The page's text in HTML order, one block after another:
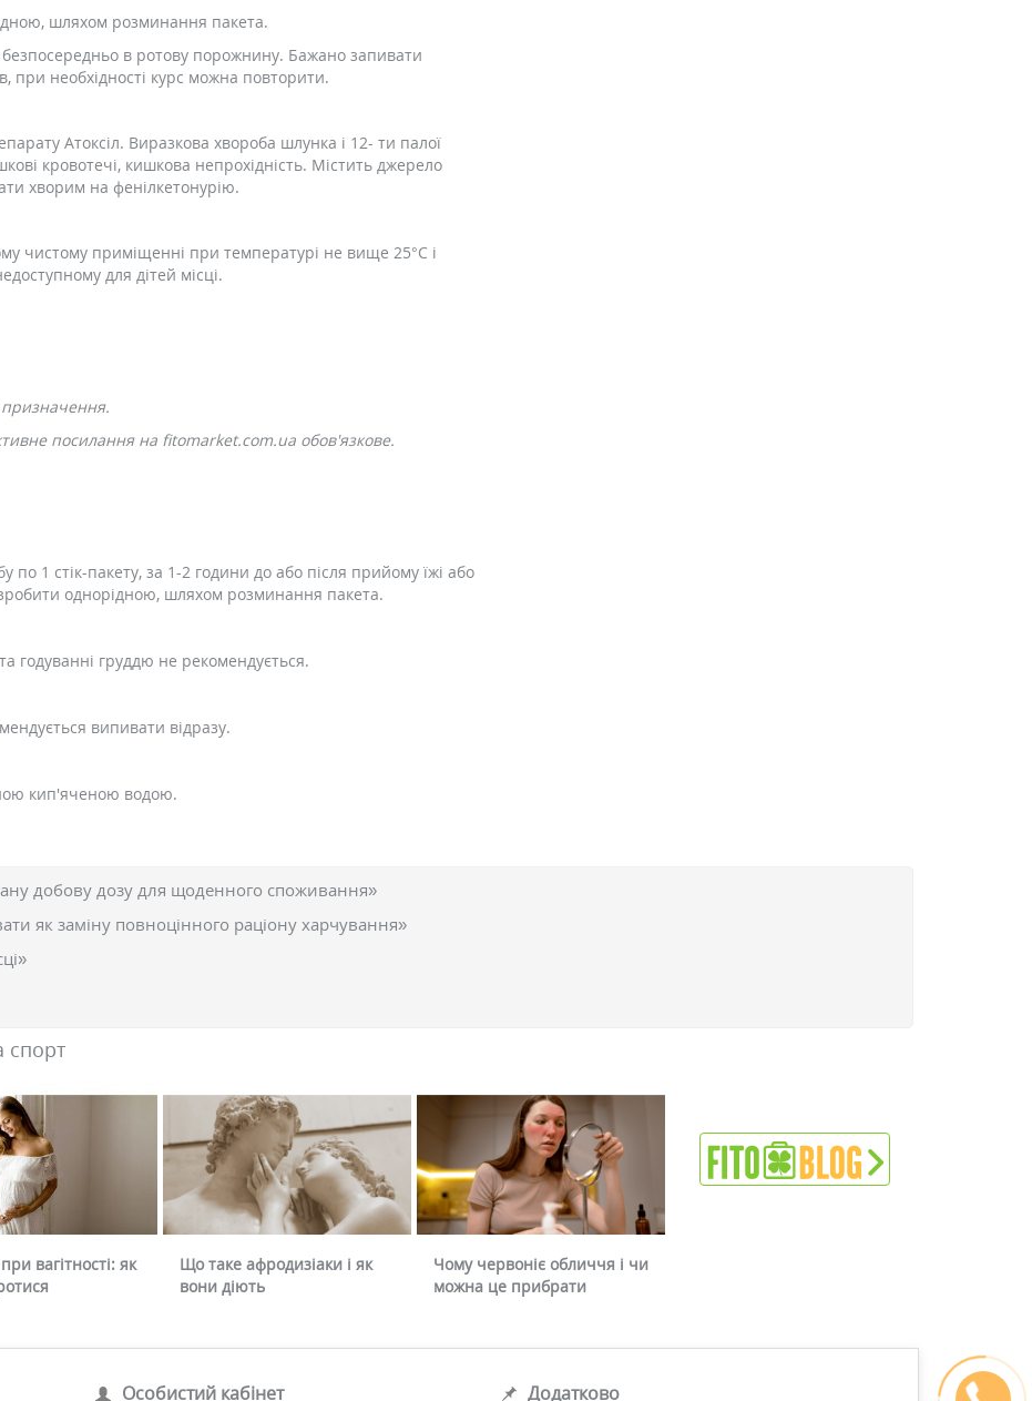
шляхом розминання пакета.
в ротову порожнину. Бажано запивати
при необхідності курс можна повторити.
Атоксіл. Виразкова хвороба шлунка і 12- ти палої
кровотечі, кишкова непрохідність. Містить джерело
хворим на фенілкетонурію.
чистому приміщенні при температурі не вище 25°C і
для дітей місці.
посилання на fitomarket.com.ua обов'язкове.
по 1 стік-пакету, за 1-2 години до або після прийому їжі або
однорідною, шляхом розминання пакета.
годуванні груддю не рекомендується.
випивати відразу.
кип'яченою водою.
добову дозу для щоденного споживання»
як заміну повноцінного раціону харчування»
спорт
вагітності: як
Що таке афродизіаки і як
вони діють
Чому червоніє обличчя і чи
можна це прибрати
Особистий кабінет Додатково